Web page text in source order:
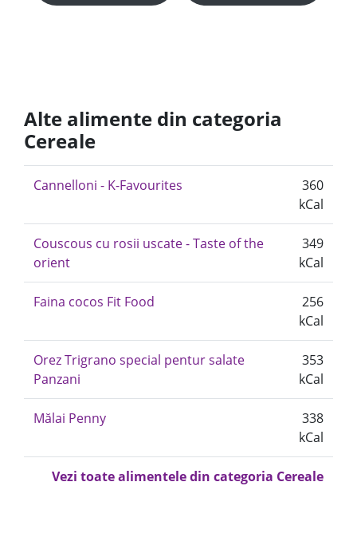
Alte alimente din categoria
Cereale
Cannelloni - K-Favourites
360
kCal
Couscous cu rosii uscate - Taste of the
orient
349
kCal
Faina cocos Fit Food
256
kCal
Orez Trigrano special pentur salate
Panzani
353
kCal
Mălai Penny
338
kCal
Vezi toate alimentele din categoria Cereale